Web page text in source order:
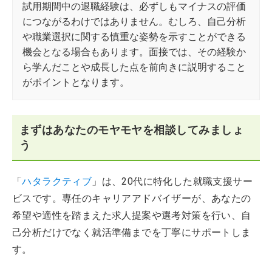
試用期間中の退職経験は、必ずしもマイナスの評価
につながるわけではありません。むしろ、自己分析
や職業選択に関する慎重な姿勢を示すことができる
機会となる場合もあります。面接では、その経験か
ら学んだことや成長した点を前向きに説明すること
がポイントとなります。
まずはあなたのモヤモヤを相談してみましょ
う
「ハタラクティブ 」は、20代に特化した就職支援サー
ビスです。専任のキャリアアドバイザーが、あなたの
希望や適性を踏まえた求人提案や選考対策を行い、自
己分析だけでなく就活準備までを丁寧にサポートしま
す。